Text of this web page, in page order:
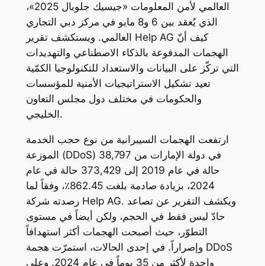
العالمي لأمن المعلومات «جيسيك جلوبال 2025»،
الذي يُعقد بين 6 و8 مايو في مركز دبي التجاري
العالمي. ويستكشف تقرير Help AG كيف أنّ
الهجمات المدفوعة بالذكاء الاصطناعي والتهديدات
التي تركّز على البيانات والاستعداد للتكنولوجيا الكمّية
تعيد تشكيل الاستراتيجيات الأمنية للمؤسسات
والحكومات في مختلف دول مجلس التعاون
الخليجي.
ارتفعت الهجمات السيبرانية من نوع حجب الخدمة
الموزعة (DDoS) في دولة الإمارات من 38,797
حالة في عام 2019 إلى 373,429 حالة في عام
2024، بزيادة صادمة بلغت 862.45٪، وفقاً لما
رصدته شركة Help AG. ويكشف التقرير عن تصاعد
حادّ ليس فقط في الحجم، ولكن أيضاً في مستوى
التطوّر، حيث أصبحت الهجمات أكثر استهدافاً
وإصراراً. في إحدى الحالات، استمرّت هجمة DDoS
واحدة لأكثر من 35 يوماً في عام 2024. وعلى